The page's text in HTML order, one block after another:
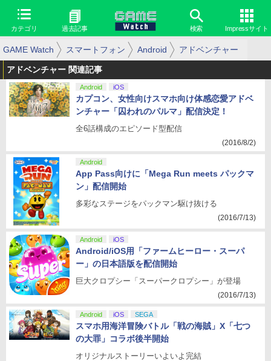
カテゴリ 過去記事 検索 Impressサイト
GAME Watch スマートフォン Android アドベンチャー
アドベンチャー 関連記事
Android iOS
カプコン、女性向けスマホ向け体感恋愛アドベ
ンチャー「囚われのパルマ」配信決定！
全6話構成のエピソード型配信
(2016/8/2)
Android
App Pass向けに「Mega Run meets パックマ
ン」配信開始
多彩なステージをパックマン駆け抜ける
(2016/7/13)
Android iOS
Android/iOS用「ファームヒーロー・スーパ
ー」の日本語版を配信開始
巨大クロプシー「スーパークロプシー」が登場
(2016/7/13)
Android iOS SEGA
スマホ用海洋冒険バトル「戦の海賊」X「七つ
の大罪」コラボ後半開始
オリジナルストーリーいよいよ完結